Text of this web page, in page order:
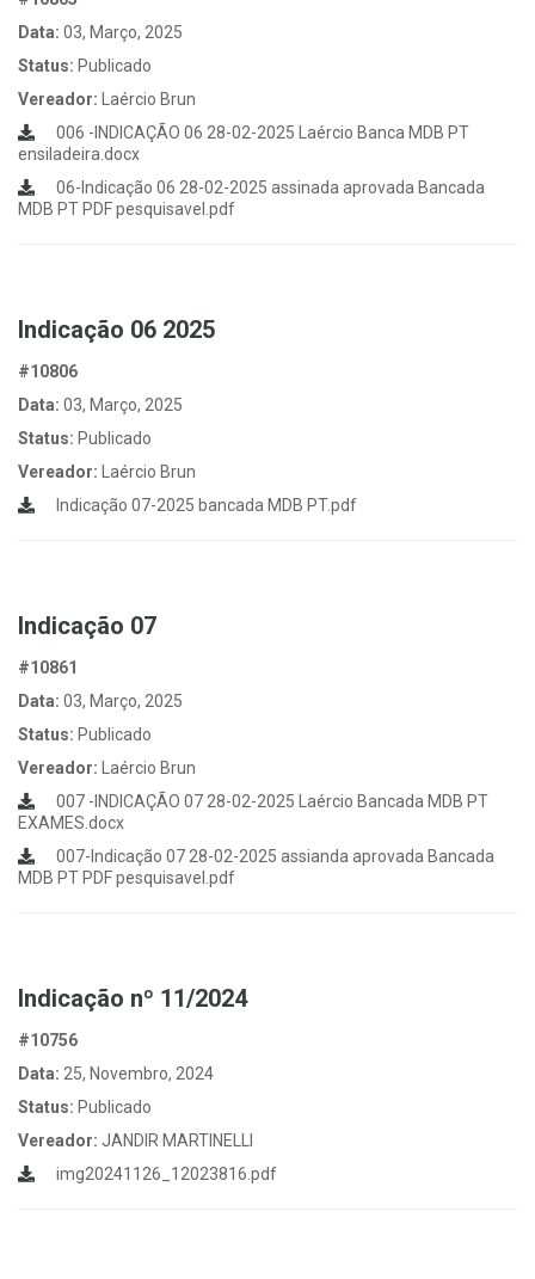
Data: 03, Março, 2025
Status: Publicado
Vereador:
Laércio Brun
006 -INDICAÇÃO 06 28-02-2025 Laércio Banca MDB PT
ensiladeira.docx
06-Indicação 06 28-02-2025 assinada aprovada Bancada
MDB PT PDF pesquisavel.pdf
Indicação 06 2025
#10806
Data: 03, Março, 2025
Status: Publicado
Vereador:
Laércio Brun
Indicação 07-2025 bancada MDB PT.pdf
Indicação 07
#10861
Data: 03, Março, 2025
Status: Publicado
Vereador:
Laércio Brun
007 -INDICAÇÃO 07 28-02-2025 Laércio Bancada MDB PT
EXAMES.docx
007-Indicação 07 28-02-2025 assianda aprovada Bancada
MDB PT PDF pesquisavel.pdf
Indicação nº 11/2024
#10756
Data: 25, Novembro, 2024
Status: Publicado
Vereador: JANDIR MARTINELLI
img20241126_12023816.pdf